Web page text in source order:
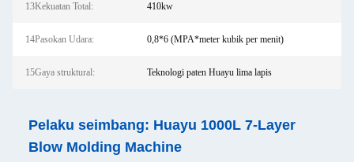
13Kekuatan Total: 410kw
14Pasokan Udara: 0,8*6 (MPA*meter kubik per menit)
15Gaya struktural: Teknologi paten Huayu lima lapis
Pelaku seimbang: Huayu 1000L 7-Layer
Blow Molding Machine